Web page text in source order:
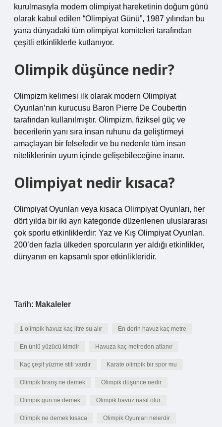
kurulmasıyla modern olimpiyat hareketinin doğum günü
olarak kabul edilen “Olimpiyat Günü”, 1987 yılından bu
yana dünyadaki tüm olimpiyat komiteleri tarafından
çeşitli etkinliklerle kutlanıyor.
Olimpik düşünce nedir?
Olimpizm kelimesi ilk olarak modern Olimpiyat
Oyunları’nın kurucusu Baron Pierre De Coubertin
tarafından kullanılmıştır. Olimpizm, fiziksel güç ve
becerilerin yanı sıra insan ruhunu da geliştirmeyi
amaçlayan bir felsefedir ve bu nedenle tüm insan
niteliklerinin uyum içinde gelişebileceğine inanır.
Olimpiyat nedir kısaca?
Olimpiyat Oyunları veya kısaca Olimpiyat Oyunları, her
dört yılda bir iki ayrı kategoride düzenlenen uluslararası
çok sporlu etkinliklerdir: Yaz ve Kış Olimpiyat Oyunları.
200’den fazla ülkeden sporcuların yer aldığı etkinlikler,
dünyanın en kapsamlı spor etkinlikleridir.
Tarih: Makaleler
1 olimpik havuz kaç litre su alır En derin havuz kaç metre
En ünlü yüzücü kimdir Havuza kaç metreden atlanır
Kaç çeşit yüzme stili vardır Karate olimpik bir spor mu
Olimpik branş ne demek Olimpik düşünce nedir
Olimpik gün ne demek Olimpik havuz nasıl olur
Olimpik ne demek kısaca Olimpik Oyunları nelerdir